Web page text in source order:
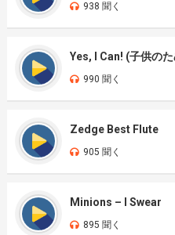
938 聞く
Yes, I Can! (子供の
990 聞く
Zedge Best Flute
905 聞く
Minions – I Swear
895 聞く